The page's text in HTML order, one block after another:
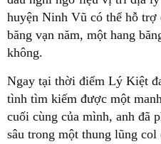
huyện Ninh Vũ có thể hỗ trợ
băng vạn năm, một hang
không.
Ngay tại thời điểm Lý Kiệt
tình tìm kiếm được một
cuối cùng của mình, anh đã
sâu trong một thung lũng